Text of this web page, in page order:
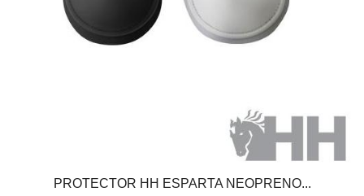
PROTECTOR HH ESPARTA NEOPRENO...